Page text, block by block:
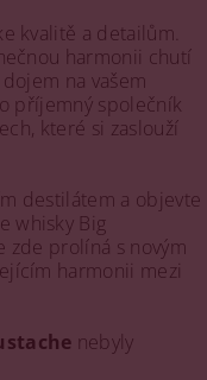
kvalitě a detailům.
harmonii chutí
na vašem
příjemný společník
které si zaslouží
destilátem a objevte
whisky Big
zde prolíná s novým
harmonii mezi
nebyly